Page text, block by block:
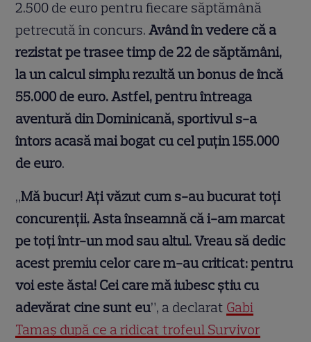
2.500 de euro pentru fiecare săptămână
petrecută în concurs.Având în vedere că a
rezistat pe trasee timp de 22 de săptămâni,
la un calcul simplu rezultă un bonus de încă
55.000 de euro. Astfel, pentru întreaga
aventură din Dominicană, sportivul s-a
întors acasă mai bogat cu cel puțin 155.000
de euro.
„Mă bucur! Ați văzut cum s-au bucurat toți
concurenții. Asta înseamnă că i-am marcat
pe toți într-un mod sau altul. Vreau să dedic
acest premiu celor care m-au criticat: pentru
voi este ăsta! Cei care mă iubesc știu cu
adevărat cine sunt eu”, a declarat Gabi
Tamaș după ce a ridicat trofeul Survivor